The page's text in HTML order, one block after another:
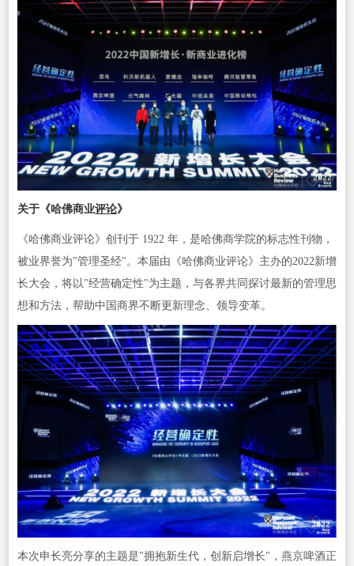
关于《哈佛商业评论》
《哈佛商业评论》创刊于 1922 年，是哈佛商学院的标志性刊物，
被业界誉为"管理圣经"。本届由《哈佛商业评论》主办的2022新增
长大会，将以"经营确定性"为主题，与各界共同探讨最新的管理思
想和方法，帮助中国商界不断更新理念、领导变革。
本次申长亮分享的主题是"拥抱新生代，创新启增长"，燕京啤酒正